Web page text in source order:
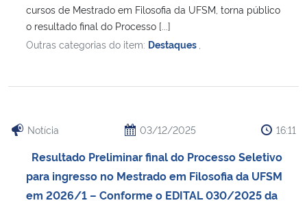
cursos de Mestrado em Filosofia da UFSM, torna público
o resultado final do Processo [...]
Outras categorias do item: Destaques
Notícia 03/12/2025 16:11
Resultado Preliminar final do Processo Seletivo
para ingresso no Mestrado em Filosofia da UFSM
em 2026/1 – Conforme o EDITAL 030/2025 da